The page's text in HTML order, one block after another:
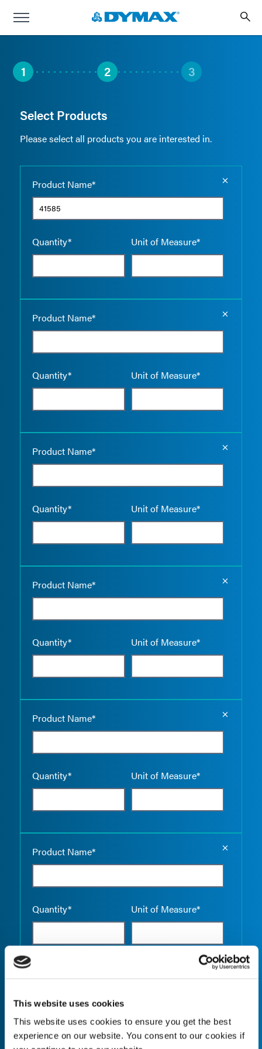
This website uses cookies
This website uses cookies to ensure you get the best
experience on our website. You consent to our cookies if
1 2 3
Select Products
Please select all products you are interested in.
Product Name*
Quantity* Unit of Measure*
Product Name*
Quantity* Unit of Measure*
Product Name*
Quantity* Unit of Measure*
Product Name*
Quantity* Unit of Measure*
Product Name*
Quantity* Unit of Measure*
Product Name*
Quantity* Unit of Measure*
Quantity* Unit of Measure*